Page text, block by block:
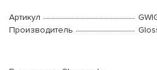
Артикул
Производитель